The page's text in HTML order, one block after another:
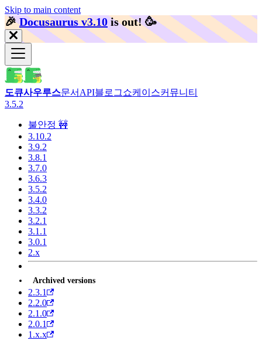
Skip to main content
🎉️Docusaurus v3.10 is out! 🥳️
도큐사우루스문서 API블로그쇼케이스커뮤니티
3.5.2
불안정 🚧
3.10.2
3.9.2
3.8.1
3.7.0
3.6.3
3.5.2
3.4.0
3.3.2
3.2.1
3.1.1
3.0.1
2.x
Archived versions
2.3.1
2.2.0
2.1.0
2.0.1
1.x.x